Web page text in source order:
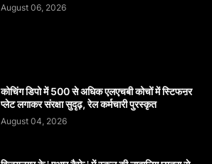
August 06, 2026
कोचिंग डिपो में 500 से अधिक एलएचबी कोचों में स्टिफऩर
प्लेट लगाकर संरक्षा सुदृढ़, रेल कर्मचारी पुरस्कृत
August 04, 2026